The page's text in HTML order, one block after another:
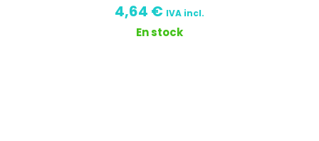
4,64 € IVA incl.
En stock